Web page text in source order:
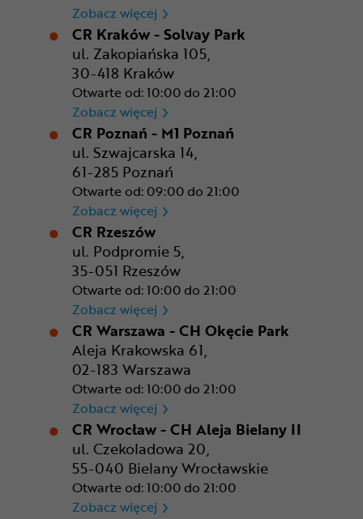
Zobacz więcej CR Gdańsk - Morski Park
CR Kraków - Solvay Park
ul. Zakopiańska 105,
30-418 Kraków
Otwarte od: 10:00 do 21:00
Zobacz więcej CR Kraków - Solvay Park
CR Poznań - M1 Poznań
ul. Szwajcarska 14,
61-285 Poznań
Otwarte od: 09:00 do 21:00
Zobacz więcej CR Poznań - M1 Poznań
CR Rzeszów
ul. Podpromie 5,
35-051 Rzeszów
Otwarte od: 10:00 do 21:00
Zobacz więcej CR Rzeszów
CR Warszawa - CH Okęcie Park
Aleja Krakowska 61,
02-183 Warszawa
Otwarte od: 10:00 do 21:00
Zobacz więcej CR Warszawa - CH Okęcie
CR Wrocław - CH Aleja Bielany II
ul. Czekoladowa 20,
55-040 Bielany Wrocławskie
Otwarte od: 10:00 do 21:00
Zobacz więcej CR Wrocław - CH Aleja